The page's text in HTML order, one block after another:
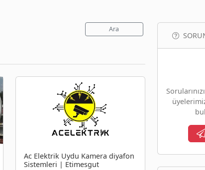
Ara
Ac Elektrik Uydu Kamera diyafon
Sistemleri | Etimesgut